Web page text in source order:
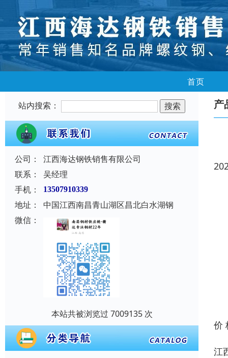
首页
站内搜索：
公司：
江西海达钢铁销售有限公司
联系：
吴经理
手机：
13507910339
地址：
中国江西南昌青山湖区昌北白水湖钢
微信：
本站共被浏览过 7009135 次
产
价
江